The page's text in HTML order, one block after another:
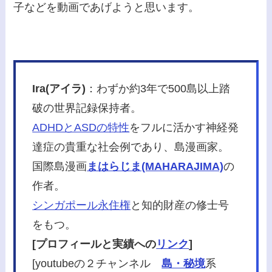
子などを動画であげようと思います。
Ira(アイラ) ：わずか約3年で500島以上踏
破の世界記録保持者。
ADHDとASDの特性をフルに活かす神経発
達症の貴重な社会例であり、島漫画家。
国際島漫画 まはらじま(MAHARAJIMA)の
作者。
シンガポール永住権と知的財産の修士号
をもつ。
[プロフィールと実績への リンク]
[youtubeの２チャンネル島・秘境系